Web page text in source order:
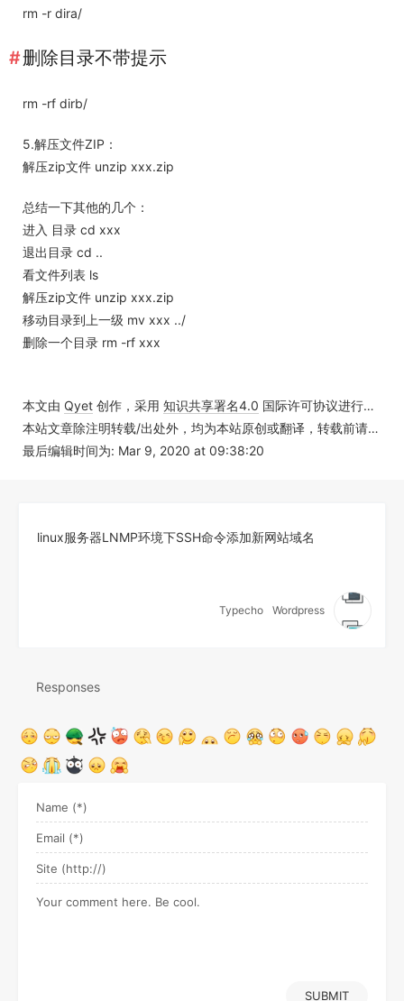
rm -r dira/
删除目录不带提示
rm -rf dirb/
5.解压文件ZIP：
解压zip文件 unzip xxx.zip
总结一下其他的几个：
进入 目录 cd xxx
退出目录 cd ..
看文件列表 ls
解压zip文件 unzip xxx.zip
移动目录到上一级 mv xxx ../
删除一个目录 rm -rf xxx
本文由 Qyet 创作，采用 知识共享署名4.0 国际许可协议进行许可
本站文章除注明转载/出处外，均为本站原创或翻译，转载前请务必署名
最后编辑时间为: Mar 9, 2020 at 09:38:20
linux服务器LNMP环境下SSH命令添加新网站域名
Wordpress
Typecho
Responses
SUBMIT